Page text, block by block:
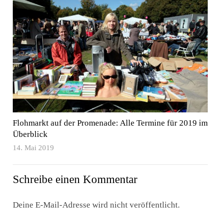
Flohmarkt auf der Promenade: Alle Termine für 2019 im
Überblick
14. Mai 2019
Schreibe einen Kommentar
Deine E-Mail-Adresse wird nicht veröffentlicht.